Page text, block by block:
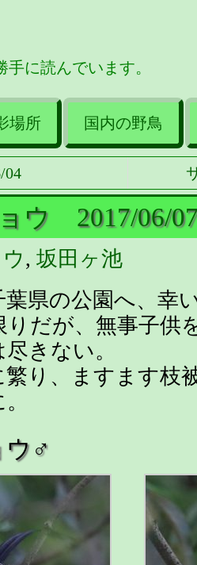
に読んでいます。
場所 国内の野鳥
04
ウ 2017/06/
, 坂田ヶ池
県の公園へ、幸
りだが、無事子供
きない。
り、ますます枝
ウ♂